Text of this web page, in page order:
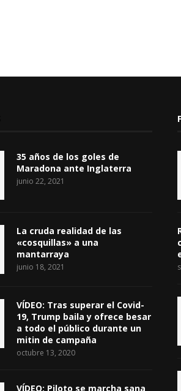
35 años de los goles de
Maradona ante Inglaterra
junio 22, 2021
La cruda realidad de las
«cosquillas» a una
mantarraya
junio 18, 2021
VÍDEO: Tras superar el Covid-
19, Trump baila y ofrece besar
a todo el público durante un
mitin de campaña
octubre 13, 2020
VÍDEO: Piloto se marcha sana